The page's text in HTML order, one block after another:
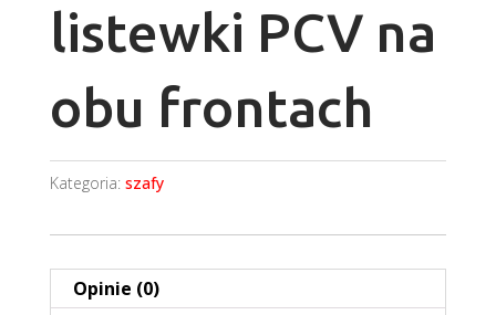
listewki PCV na
obu frontach
Kategoria: szafy
Opinie (0)